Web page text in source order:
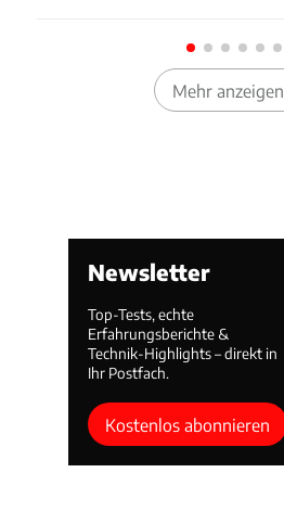
Mehr anzeigen
Newsletter
Top-Tests, echte
Erfahrungsberichte &
Technik-Highlights – direkt in
Ihr Postfach.
Kostenlos abonnieren